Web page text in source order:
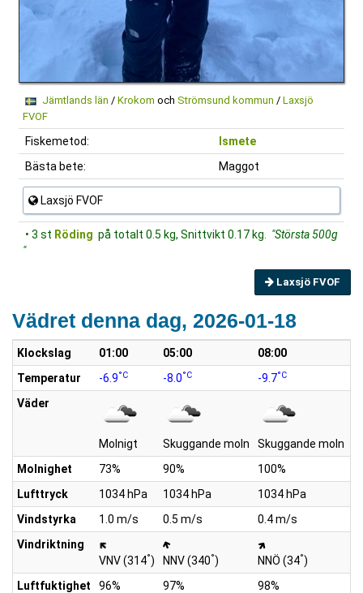
Jämtlands län / Krokom och Strömsund kommun / Laxsjö
FVOF
Fiskemetod:
Ismete
Bästa bete:
Maggot
Laxsjö FVOF
• 3 st Röding på totalt 0.5 kg, Snittvikt 0.17 kg.
"Största 500g
"
Laxsjö FVOF
Vädret denna dag, 2026-01-18
Klockslag 01:00 05:00 08:00
Temperatur
-6.9°C -8.0°C -9.7°C
Väder
Molnigt Skuggande moln Skuggande moln
Molnighet
73% 90% 100%
Lufttryck
1034 hPa 1034 hPa 1034 hPa
Vindstyrka
1.0 m/s 0.5 m/s 0.4 m/s
Vindriktning
VNV (314°) NNV (340°) NNÖ (34°)
Luftfuktighet
96% 97% 98%